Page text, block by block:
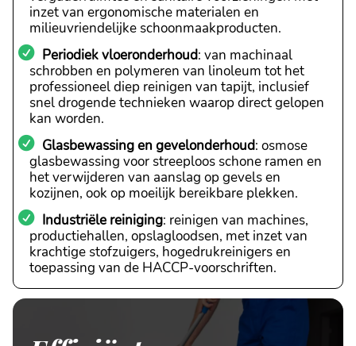
inzet van ergonomische materialen en
milieuvriendelijke schoonmaakproducten.
Periodiek vloeronderhoud: van machinaal
schrobben en polymeren van linoleum tot het
professioneel diep reinigen van tapijt, inclusief
snel drogende technieken waarop direct gelopen
kan worden.
Glasbewassing en gevelonderhoud: osmose
glasbewassing voor streeploos schone ramen en
het verwijderen van aanslag op gevels en
kozijnen, ook op moeilijk bereikbare plekken.
Industriële reiniging: reinigen van machines,
productiehallen, opslagloodsen, met inzet van
krachtige stofzuigers, hogedrukreinigers en
toepassing van de HACCP-voorschriften.